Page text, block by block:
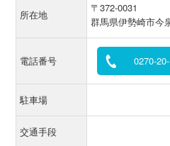
所在地
〒372-0031
群馬県伊勢崎市今
電話番号 0270-
駐車場
交通手段